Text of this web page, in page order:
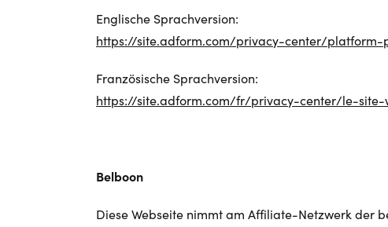
Englische Sprachversion:
https://site.adform.com/privacy-center/
Französische Sprachversion:
https://site.adform.com/fr/privacy-center/le-
Belboon
Diese Webseite nimmt am Affiliate-Netzwerk der